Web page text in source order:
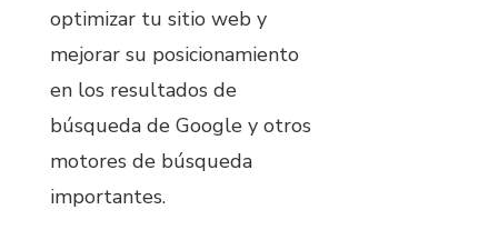
optimizar tu sitio web y
mejorar su posicionamiento
en los resultados de
búsqueda de Google y otros
motores de búsqueda
importantes.